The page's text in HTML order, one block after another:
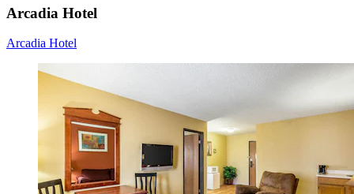
Arcadia Hotel
Arcadia Hotel